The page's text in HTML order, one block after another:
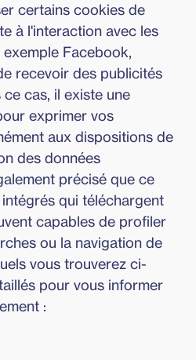
certains cookies de
à l'interaction avec les
Facebook,
recevoir des publicités
cas, il existe une
exprimer vos
aux dispositions de
des données
précisé que ce
qui téléchargent
capables de profiler
ou la navigation de
vous trouverez ci-
pour vous informer
: